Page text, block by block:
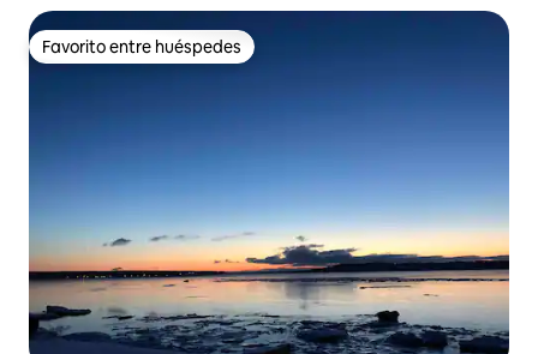
Favorito entre huéspedes
Favorito entre huéspedes